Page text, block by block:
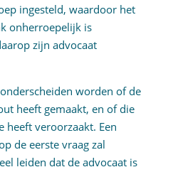
ingesteld, waardoor het
onherroepelijk is
zijn advocaat
worden of de
heeft gemaakt, en of die
heeft veroorzaakt. Een
de eerste vraag zal
leiden dat de advocaat is